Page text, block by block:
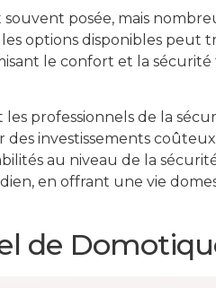
posée, mais
options disponibles peut
le confort et la
professionnels de la
investissements
au niveau de la
en offrant une vie
de